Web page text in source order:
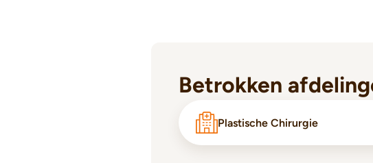
Betrokken
Plastische Chirurgie